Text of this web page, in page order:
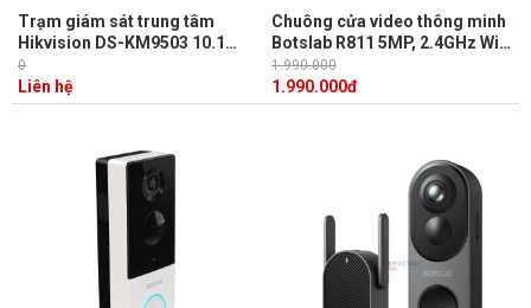
Trạm giám sát trung tâm
Hikvision DS-KM9503 10.1
inch touch Android IP, camera
2MP, đàm thoại 2 chiều
0
Liên hệ
Chuông cửa video thông minh
Botslab R811 5MP, 2.4GHz Wi-
Fi, Quay quét 180, Phát hiện
chuyển động
1.990.000
1.990.000đ